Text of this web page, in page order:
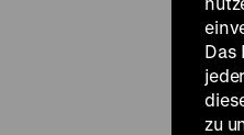
Das
zu